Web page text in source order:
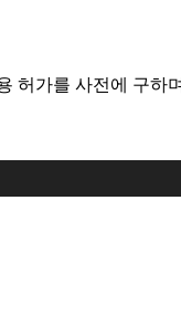
허가를 사전에 구하